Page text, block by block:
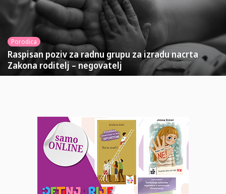
Porodica
Raspisan poziv za radnu grupu za izradu nacrta
Zakona roditelj – negovatelj